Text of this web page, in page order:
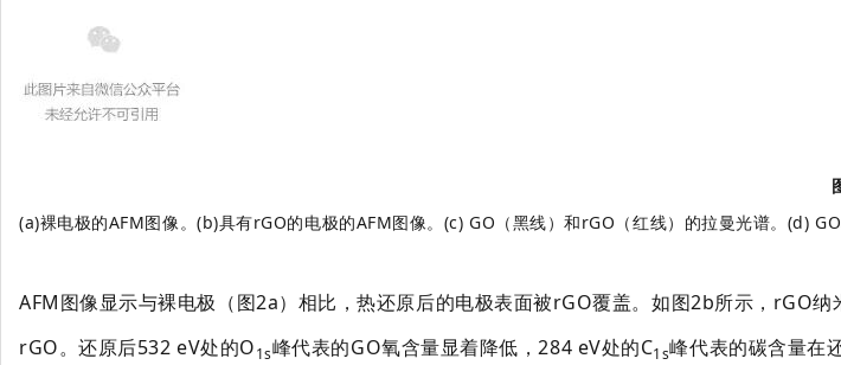
(a)裸电极的AFM图像。(b)具有rGO的电极的AFM图像。 (c) GO（黑线）和rGO（红线）的拉曼光谱。 (d)
AFM图像显示与裸电极（图2a）相比，热还原后的电极表面被rGO覆盖。如图2b所示，rGO
rGO。还原后532 eV处的O1s峰代表的GO氧含量显着降低，284 eV处的C1s峰代表的碳含量在